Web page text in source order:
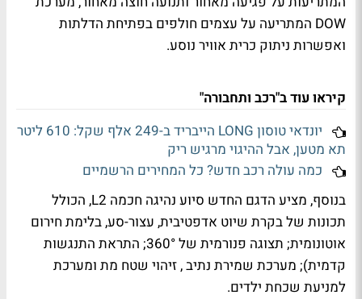
DOW המתריעה על עצמים חולפים בפתיחת הדלתות
ואפשרות ניתוק כרית אוויר נוסע.
קיראו עוד ב"רכב ותחבורה"
יונדאי טוסון LONG הייבריד ב-249 אלף שקל: 610 ליטר
תא מטען, אבל ההיגוי מרגיש ריק
כמה עולה רכב חדש? כל המחירים הרשמיים
בנוסף, מציע הדגם החדש סיוע נהיגה חכמה L2, הכולל
תכונות של בקרת שיוט אדפטיבית, עצור-סע, בלימת חירום
אוטונומית; תצוגה פנורמית של 360°; התראת התנגשות
קדמית); מערכת שמירת נתיב , זיהוי שטח מת ומערכת
למניעת שכחת ילדים.